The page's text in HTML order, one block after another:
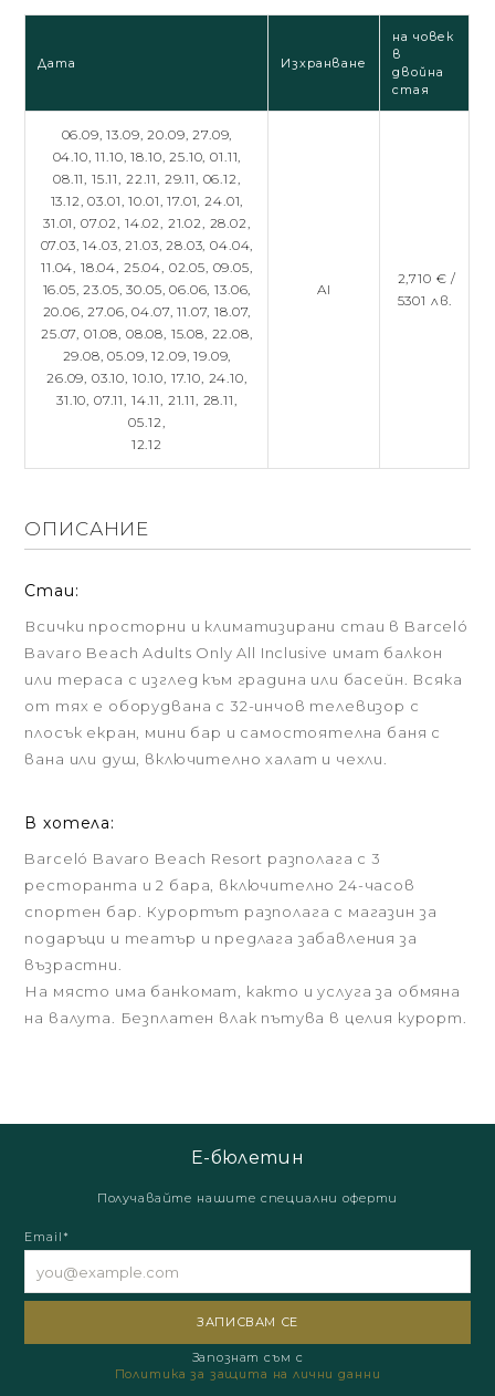
Дата Изхранване
на човек
в
двойна
стая
06.09,13.09,20.09,27.09,
04.10,11.10,18.10,25.10,01.11,
08.11, 15.11, 22.11, 29.11, 06.12,
13.12,03.01,10.01,17.01,24.01,
31.01, 07.02, 14.02, 21.02, 28.02,
07.03,14.03,21.03,28.03,04.04,
11.04, 18.04, 25.04, 02.05, 09.05,
16.05,23.05,30.05,06.06,13.06,
20.06,27.06,04.07,11.07,18.07,
25.07, 01.08, 08.08, 15.08, 22.08,
29.08,05.09,12.09,19.09,
26.09, 03.10, 10.10, 17.10, 24.10,
31.10, 07.11, 14.11, 21.11, 28.11,
05.12,
12.12
AI
2,710 € /
5301 лв.
ОПИСАНИЕ
Стаи:
Всички просторни и климатизирани стаи в Barceló
Bavaro Beach Adults Only All Inclusive имат балкон
или тераса с изглед към градина или басейн. Всяка
от тях е оборудвана с 32-инчов телевизор с
плосък екран, мини бар и самостоятелна баня с
вана или душ, включително халат и чехли.
В хотела:
Barceló Bavaro Beach Resort разполага с 3
ресторанта и 2 бара, включително 24-часов
спортен бар. Курортът разполага с магазин за
подаръци и театър и предлага забавления за
възрастни.
На място има банкомат, както и услуга за обмяна
на валута. Безплатен влак пътува в целия курорт.
Е-бюлетин
Получавайте нашите специални оферти
Email*
Запознат съм с
Политика за защита на лични данни